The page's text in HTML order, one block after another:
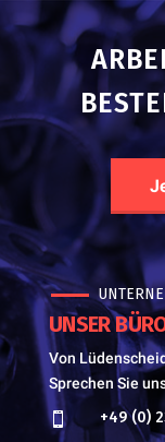
UNSER
Von
Sprechen Sie
 +49 (0)